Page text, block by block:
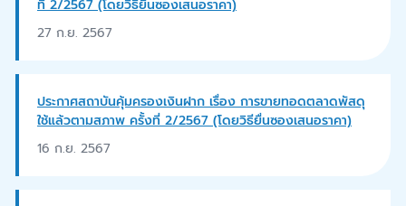
ที่ 2/2567 (โดยวิธียื่นซองเสนอราคา)
27 ก.ย. 2567
ประกาศสถาบันคุ้มครองเงินฝาก เรื่อง การขายทอดตลาดพัสดุ
ใช้แล้วตามสภาพ ครั้งที่ 2/2567 (โดยวิธียื่นซองเสนอราคา)
16 ก.ย. 2567